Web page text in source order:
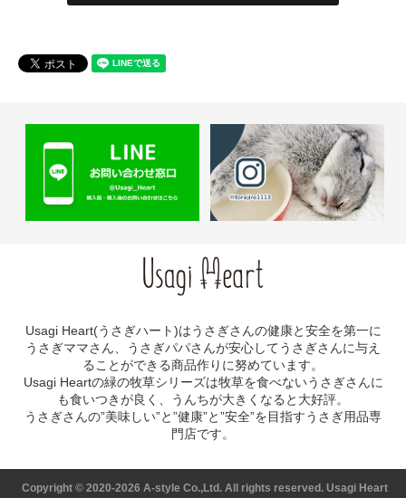
Usagi Heart(うさぎハート)はうさぎさんの健康と安全を第一に
うさぎママさん、うさぎパパさんが安心してうさぎさんに与え
ることができる商品作りに努めています。
Usagi Heartの緑の牧草シリーズは牧草を食べないうさぎさんに
も食いつきが良く、うんちが大きくなると大好評。
うさぎさんの”美味しい”と”健康”と”安全”を目指すうさぎ用品専
門店です。
Copyright © 2020-2026 A-style Co.,Ltd. All rights reserved. Usagi Heart